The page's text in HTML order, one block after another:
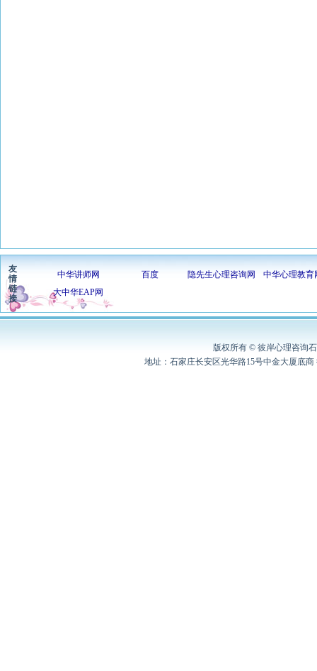
友
情
链
接
中华讲师网 百度 隐先生心理咨询网
中华心理教育
大中华EAP网
版权所有 © 彼岸心理咨询
地址：石家庄长安区光华路15号中金大厦底